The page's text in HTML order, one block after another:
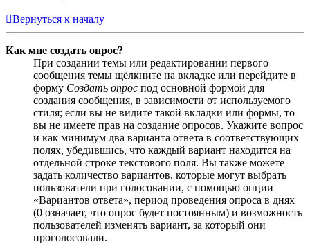
Вернуться к началу
Как мне создать опрос?
При создании темы или редактировании первого
сообщения темы щёлкните на вкладке или перейдите в
форму Создать опрос под основной формой для
создания сообщения, в зависимости от используемого
стиля; если вы не видите такой вкладки или формы, то
вы не имеете прав на создание опросов. Укажите вопрос
и как минимум два варианта ответа в соответствующих
полях, убедившись, что каждый вариант находится на
отдельной строке текстового поля. Вы также можете
задать количество вариантов, которые могут выбрать
пользователи при голосовании, с помощью опции
«Вариантов ответа», период проведения опроса в днях
(0 означает, что опрос будет постоянным) и возможность
пользователей изменять вариант, за который они
проголосовали.